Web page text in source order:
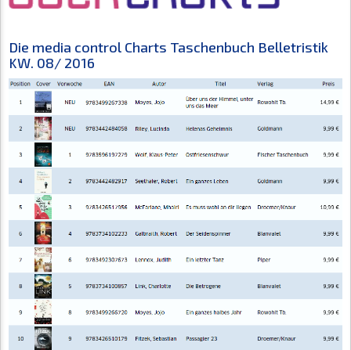
Die media control Charts Taschenbuch Belletristik
KW. 08/ 2016